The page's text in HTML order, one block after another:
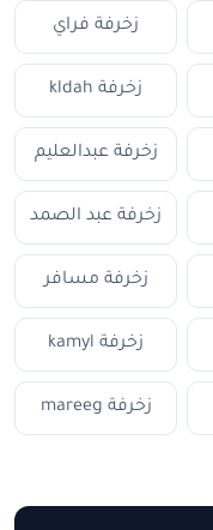
زخرفة فراي
زخرفة kldah
زخرفة عبدالعليم
زخرفة عبد الصمد
زخرفة مسافر
زخرفة kamyl
زخرفة mareeg